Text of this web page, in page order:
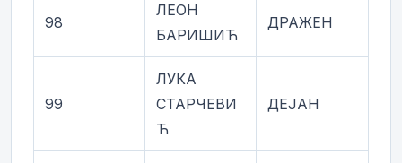
98
ЛЕОН
БАРИШИЋ
ДРАЖЕН
99
ЛУКА
СТАРЧЕВИ
Ћ
ДЕЈАН